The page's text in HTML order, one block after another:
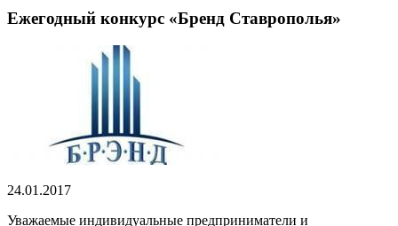
Ежегодный конкурс «Бренд Ставрополья»
24.01.2017
Уважаемые индивидуальные предприниматели и